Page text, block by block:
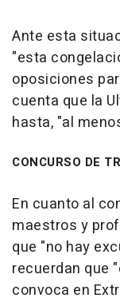
Ante esta
"esta
oposiciones
cuenta que la
hasta, "al
CONCURSO DE
En cuanto al
maestros y
que "no hay
recuerdan que
convoca en